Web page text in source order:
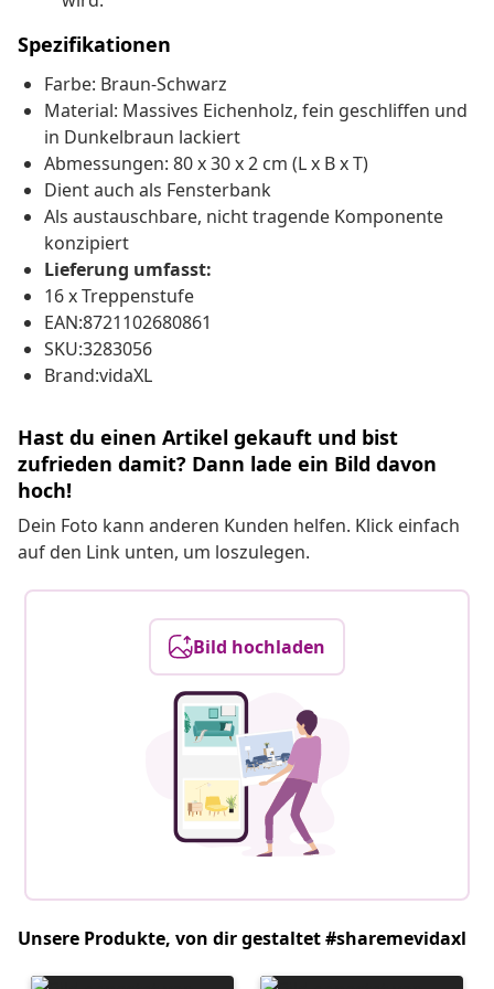
Spezifikationen
Farbe: Braun-Schwarz
Material: Massives Eichenholz, fein geschliffen und
in Dunkelbraun lackiert
Abmessungen: 80 x 30 x 2 cm (L x B x T)
Dient auch als Fensterbank
Als austauschbare, nicht tragende Komponente
konzipiert
Lieferung umfasst:
16 x Treppenstufe
EAN:8721102680861
SKU:3283056
Brand:vidaXL
Hast du einen Artikel gekauft und bist
zufrieden damit? Dann lade ein Bild davon
hoch!
Dein Foto kann anderen Kunden helfen. Klick einfach
auf den Link unten, um loszulegen.
Bild hochladen
Unsere Produkte, von dir gestaltet #sharemevidaxl